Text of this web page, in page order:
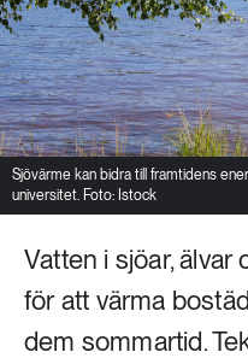
Sjövärme kan bidra till framtidens
universitet. Foto: Istock
Vatten i sjöar, älvar
för att värma
dem sommartid.